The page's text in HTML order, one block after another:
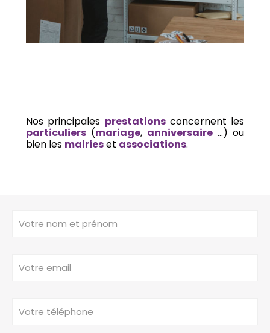
Nos principales prestationsconcernent les
particuliers (mariage, anniversaire …) ou
bien les mairieset associations.